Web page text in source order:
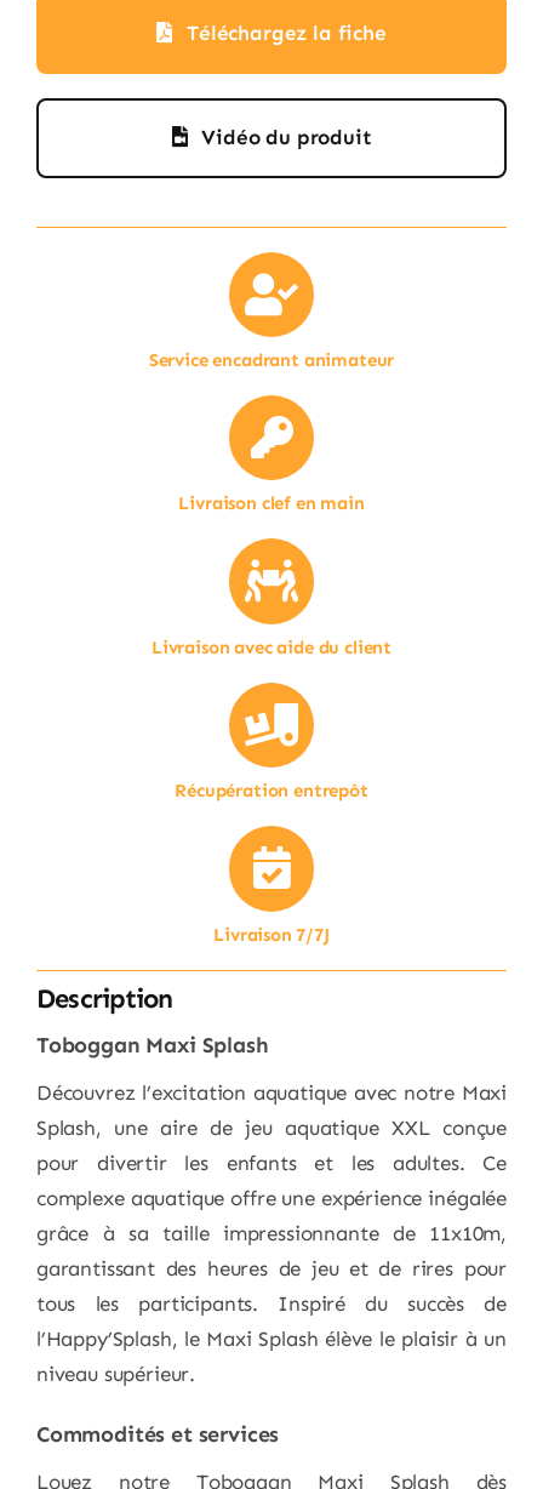
Téléchargez la fiche
Vidéo du produit
Service encadrant animateur
Livraison clef en main
Livraison avec aide du client
Récupération entrepôt
Livraison 7/7J
Description
Toboggan Maxi Splash
Découvrez l’excitation aquatique avec notre Maxi
Splash, une aire de jeu aquatique XXL conçue
pour divertir les enfants et les adultes. Ce
complexe aquatique offre une expérience inégalée
grâce à sa taille impressionnante de 11x10m,
garantissant des heures de jeu et de rires pour
tous les participants. Inspiré du succès de
l’Happy’Splash, le Maxi Splash élève le plaisir à un
niveau supérieur.
Commodités et services
Louez notre Toboggan Maxi Splash dès